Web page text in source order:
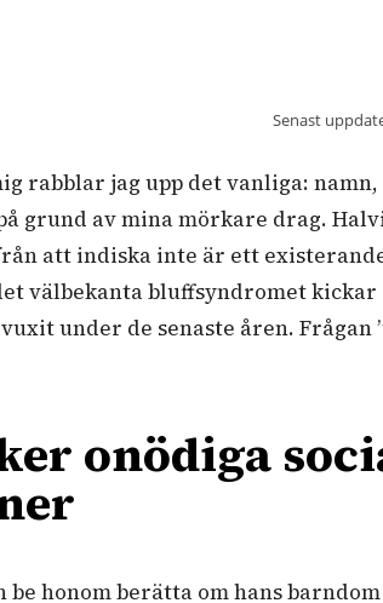
Senast
jag upp det vanliga: namn,
grund av mina mörkare drag.
att indiska inte är ett
välbekanta bluffsyndromet
under de senaste åren.
onödiga
honom berätta om hans